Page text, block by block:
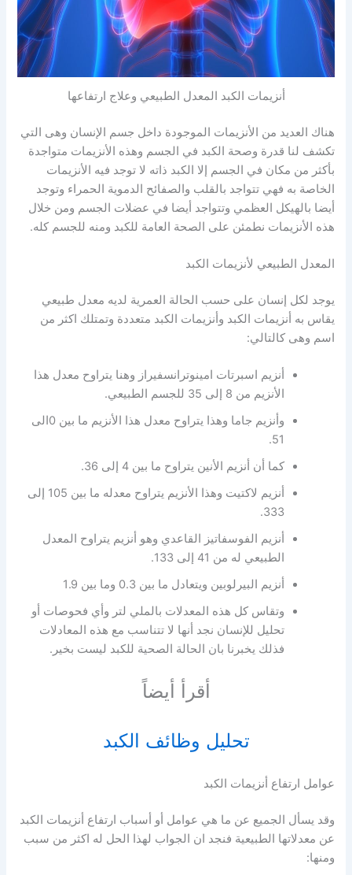
أنزيمات الكبد المعدل الطبيعي وعلاج ارتفاعها
هناك العديد من الأنزيمات الموجودة داخل جسم الإنسان وهى التي
تكشف لنا قدرة وصحة الكبد في الجسم وهذه الأنزيمات متواجدة
بأكثر من مكان في الجسم إلا الكبد ذاته لا توجد فيه الأنزيمات
الخاصة به فهي تتواجد بالقلب والصفائح الدموية الحمراء وتوجد
أيضا بالهيكل العظمي وتتواجد أيضا في عضلات الجسم ومن خلال
هذه الأنزيمات نطمئن على الصحة العامة للكبد ومنه للجسم كله.
المعدل الطبيعي لأنزيمات الكبد
يوجد لكل إنسان على حسب الحالة العمرية لديه معدل طبيعي
يقاس به أنزيمات الكبد وأنزيمات الكبد متعددة وتمتلك اكثر من
اسم وهى كالتالي:
أنزيم اسبرتات امينوترانسفيراز وهنا يتراوح معدل هذا
الأنزيم من 8 إلى 35 للجسم الطبيعي.
وأنزيم جاما وهذا يتراوح معدل هذا الأنزيم ما بين 0الى
51.
كما أن أنزيم الأنين يتراوح ما بين 4 إلى 36.
أنزيم لاكتيت وهذا الأنزيم يتراوح معدله ما بين 105 إلى
333.
أنزيم الفوسفاتيز القاعدي وهو أنزيم يتراوح المعدل
الطبيعي له من 41 إلى 133.
أنزيم البيرلوبين ويتعادل ما بين 0.3 وما بين 1.9
وتقاس كل هذه المعدلات بالملي لتر وأي فحوصات أو
تحليل للإنسان نجد أنها لا تتناسب مع هذه المعادلات
فذلك يخبرنا بان الحالة الصحية للكبد ليست بخير.
أقرأ أيضاً
تحليل وظائف الكبد
عوامل ارتفاع أنزيمات الكبد
وقد يسأل الجميع عن ما هي عوامل أو أسباب ارتفاع أنزيمات الكبد
عن معدلاتها الطبيعية فنجد ان الجواب لهذا الحل له اكثر من سبب
ومنها: